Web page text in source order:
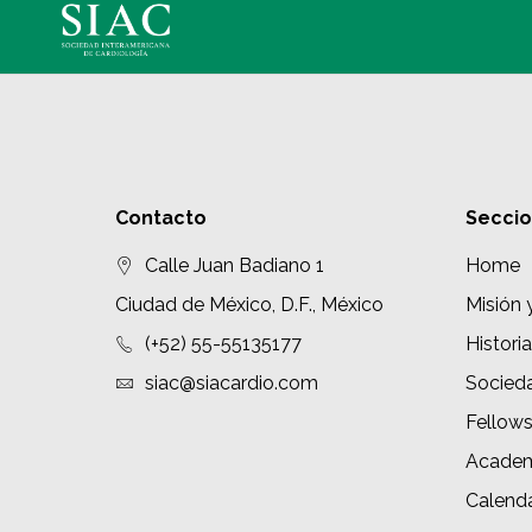
Contacto
Calle Juan Badiano 1
Ciudad de México, D.F., México
(+52) 55-55135177
siac@siacardio.com
Home
Misión
Historia
Fellows